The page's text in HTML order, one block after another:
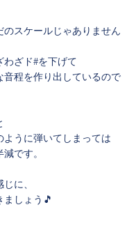
のスケールじゃありません
わざド#を下げて
音程を作り出しているので
ように弾いてしまっては
です。
に、
しょう🎵